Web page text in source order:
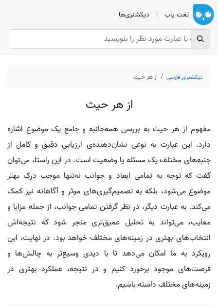
لغت یاب | دیکشنری‌ها
دیکشنری فارسی از هر حیث
از هر حیث
مفهوم از هر حیث به بررسی همه‌جانبه و جامع یک موضوع اشاره
دارد. این عبارت به نوعی نشان‌دهنده‌ی ارزیابی دقیق و کامل از
جنبه‌های مختلف یک مسئله یا وضعیت است. در این راستا، می‌توان
گفت که توجه به تمامی ابعاد و جوانب نه‌تنها موجب درک بهتر
موضوع می‌شود، بلکه به تصمیم‌گیری‌های موثر و آگاهانه نیز کمک
می‌کند. به عبارت دیگر، در نظر گرفتن تمامی جوانب، از جمله مزایا و
معایب، می‌تواند به تحلیل عمیق‌تری منجر شود که نتیجه‌اش
انتخاب‌های بهتری در زمینه‌های مختلف خواهد بود. در نهایت، این
رویکرد به ما امکان می‌دهد تا با دیدی وسیع‌تر به چالش‌ها و
فرصت‌های موجود برخورد کنیم و در نتیجه، عملکرد بهتری در
زمینه‌های مختلف داشته باشیم.